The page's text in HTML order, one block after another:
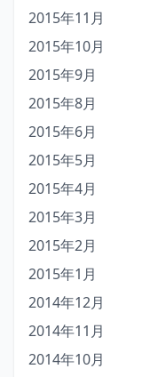
2015年11月
2015年10月
2015年9月
2015年8月
2015年6月
2015年5月
2015年4月
2015年3月
2015年2月
2015年1月
2014年12月
2014年11月
2014年10月